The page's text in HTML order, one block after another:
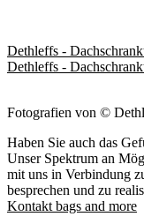
Dethleffs -
Dethleffs -
Fotografien von ©
Haben Sie auch das
Unser Spektrum an
mit uns in Verbindung
besprechen und zu
Kontakt bags and more